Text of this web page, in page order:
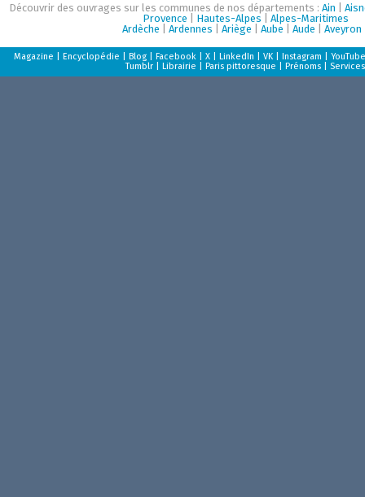
Découvrir des ouvrages sur les communes de nos départements : Ain
Provence
Hautes-Alpes
Alpes-Maritimes
Ardèche
Ardennes Ariège Aube Aude Aveyron
Magazine Encyclopédie Blog Facebook X LinkedIn VK Instagram
YouTube
Tumblr
Librairie Paris pittoresque Prénoms Services